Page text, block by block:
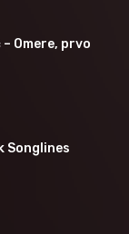
Omere, prvo
Songlines